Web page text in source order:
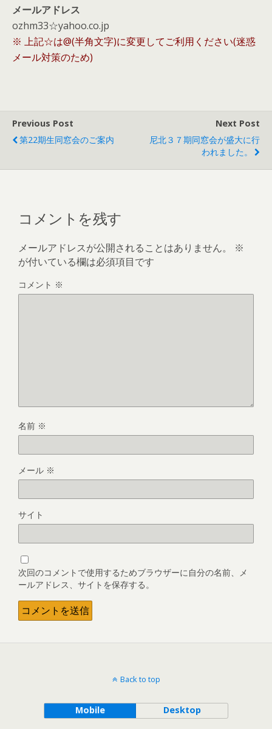
メールアドレス
ozhm33☆yahoo.co.jp
※ 上記☆は@(半角文字)に変更してご利用ください(迷惑
メール対策のため)
Previous Post
第22期生同窓会のご案内
Next Post
尼北３７期同窓会が盛大に行
われました。
コメントを残す
メールアドレスが公開されることはありません。
※
が付いている欄は必須項目です
コメント ※
名前 ※
メール ※
サイト
次回のコメントで使用するためブラウザーに自分の名前、メ
ールアドレス、サイトを保存する。
Back to top
Mobile Desktop